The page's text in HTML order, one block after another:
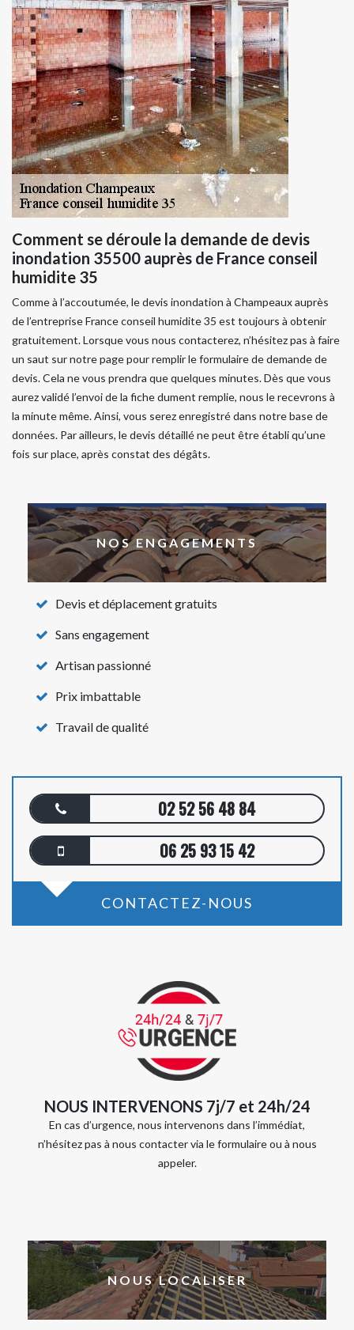
Comment se déroule la demande de devis
inondation 35500 auprès de France conseil
humidite 35
Comme à l’accoutumée, le devis inondation à Champeaux auprès
de l’entreprise France conseil humidite 35 est toujours à obtenir
gratuitement. Lorsque vous nous contacterez, n’hésitez pas à faire
un saut sur notre page pour remplir le formulaire de demande de
devis. Cela ne vous prendra que quelques minutes. Dès que vous
aurez validé l’envoi de la fiche dument remplie, nous le recevrons à
la minute même. Ainsi, vous serez enregistré dans notre base de
données. Par ailleurs, le devis détaillé ne peut être établi qu’une
fois sur place, après constat des dégâts.
NOS ENGAGEMENTS
Devis et déplacement gratuits
Sans engagement
Artisan passionné
Prix imbattable
Travail de qualité
02 52 56 48 84
06 25 93 15 42
CONTACTEZ-NOUS
NOUS INTERVENONS 7j/7 et 24h/24
En cas d’urgence, nous intervenons dans l’immédiat,
n’hésitez pas à nous contacter via le formulaire ou à nous
appeler.
NOUS LOCALISER